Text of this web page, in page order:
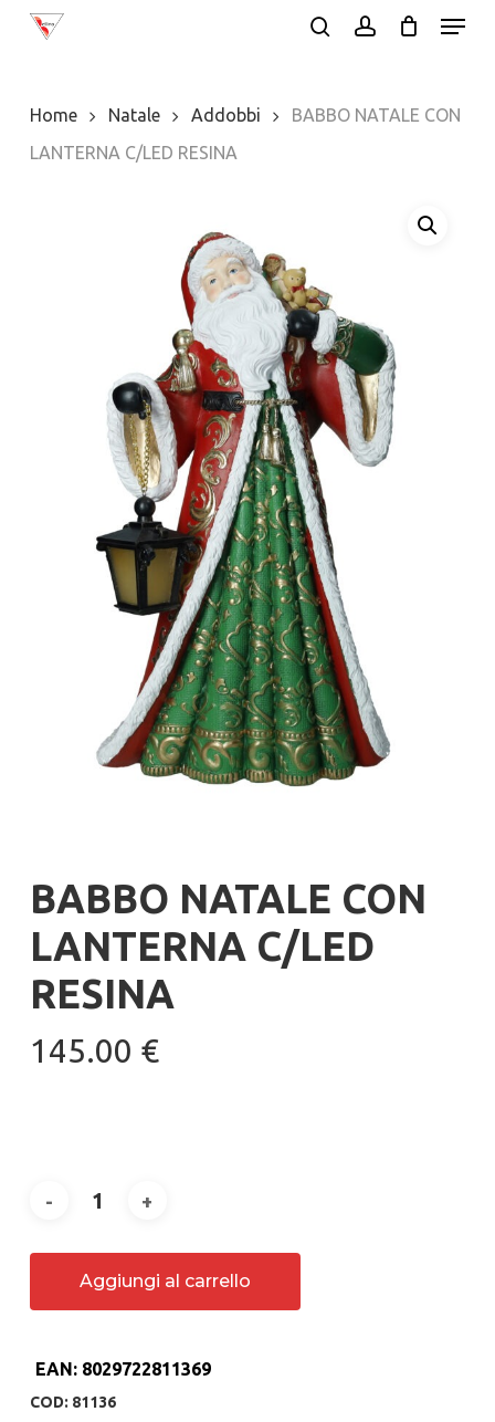
Skip
content
Menu
Home Natale Addobbi
BABBO NATALE CON
LANTERNA C/LED RESINA
BABBO NATALE CON
LANTERNA C/LED
RESINA
145.00 €
Aggiungi al carrello
EAN: 8029722811369
COD: 81136
Menu